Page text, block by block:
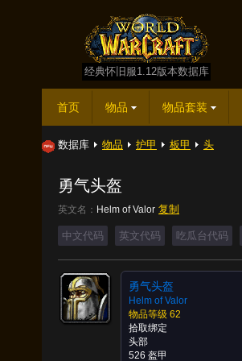
经典怀旧服1.12版本数据库
首页 物品 物品套装
数据库 物品 护甲 板甲 头
勇气头盔
英文名： Helm of Valor 复制
中文代码 英文代码 吃瓜台代码
勇气头盔
Helm of Valor
物品等级 62
拾取绑定
头部
526 盔甲